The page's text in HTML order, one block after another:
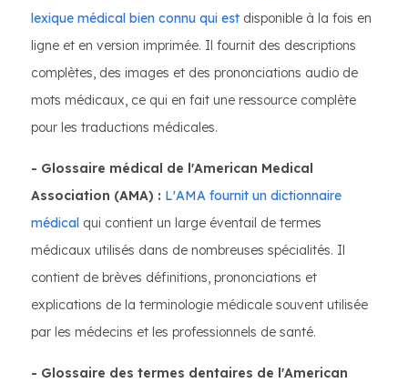
lexique médical bien connu qui est disponible à la fois en
ligne et en version imprimée. Il fournit des descriptions
complètes, des images et des prononciations audio de
mots médicaux, ce qui en fait une ressource complète
pour les traductions médicales.
- Glossaire médical de l'American Medical
Association (AMA) : L'AMA fournit un dictionnaire
médical qui contient un large éventail de termes
médicaux utilisés dans de nombreuses spécialités. Il
contient de brèves définitions, prononciations et
explications de la terminologie médicale souvent utilisée
par les médecins et les professionnels de santé.
- Glossaire des termes dentaires de l'American